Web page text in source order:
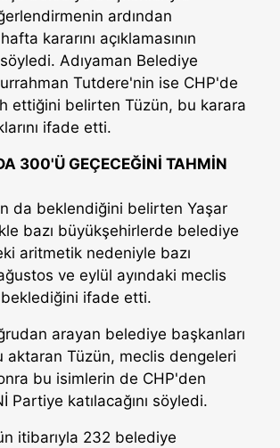
ardından
kararını açıklamasının
Adıyaman Belediye
Tutdere'nin ise CHP'de
ettiğini belirten Tüzün, bu karara
ifade etti.
300'Ü GEÇECEĞİNİ TAHMİN
da beklendiğini belirten Yaşar
bazı büyükşehirlerde belediye
aritmetik nedeniyle bazı
ve eylül ayındaki meclis
beklediğini ifade etti.
arayan belediye başkanları
aktaran Tüzün, meclis dengeleri
bu isimlerin de CHP'den
Partiye katılacağını söyledi.
itibarıyla 232 belediye